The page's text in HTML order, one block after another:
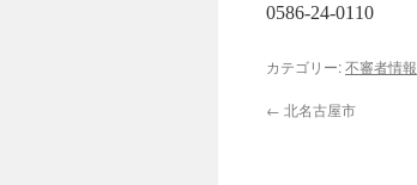
0586-24-0110
カテゴリー:不審者情報
← 北名古屋市